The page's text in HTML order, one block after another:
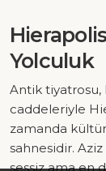
Yolculuk
Antik tiyatrosu,
caddeleriyle
zamanda
sahnesidir.
sessiz ama en